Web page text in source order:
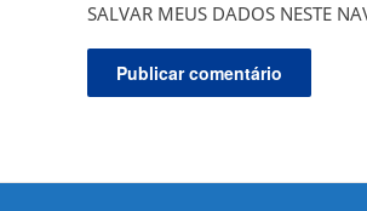
SALVAR MEUS DADOS NESTE